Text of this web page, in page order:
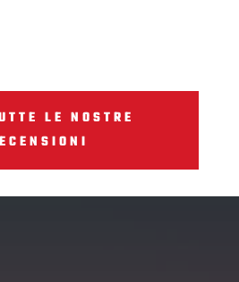
LE NOSTRE